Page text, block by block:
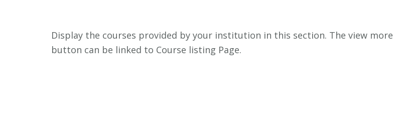
Display the courses provided by your institution in this section. The view more
button can be linked to Course listing Page.